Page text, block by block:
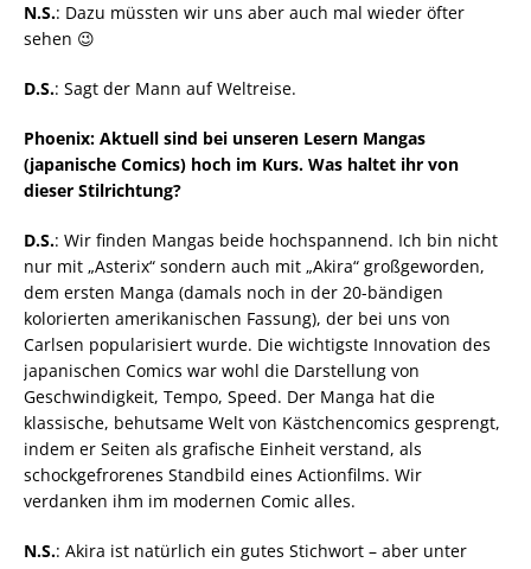
N.S.: Dazu müssten wir uns aber auch mal wieder öfter
sehen 😉
D.S.: Sagt der Mann auf Weltreise.
Phoenix: Aktuell sind bei unseren Lesern Mangas
(japanische Comics) hoch im Kurs. Was haltet ihr von
dieser Stilrichtung?
D.S.: Wir finden Mangas beide hochspannend. Ich bin nicht
nur mit „Asterix“ sondern auch mit „Akira“ großgeworden,
dem ersten Manga (damals noch in der 20-bändigen
kolorierten amerikanischen Fassung), der bei uns von
Carlsen popularisiert wurde. Die wichtigste Innovation des
japanischen Comics war wohl die Darstellung von
Geschwindigkeit, Tempo, Speed. Der Manga hat die
klassische, behutsame Welt von Kästchencomics gesprengt,
indem er Seiten als grafische Einheit verstand, als
schockgefrorenes Standbild eines Actionfilms. Wir
verdanken ihm im modernen Comic alles.
N.S.: Akira ist natürlich ein gutes Stichwort – aber unter